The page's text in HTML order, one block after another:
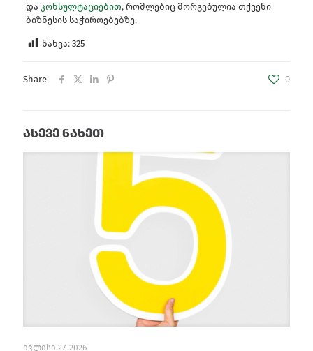
და კონსულტაციებით, რომლებიც მორგებულია თქვენი
ბიზნესის საჭიროებებზე.
ნახვა: 325
Share 0
ასევე ნახეთ
ივლისი 27, 2026